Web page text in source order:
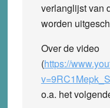
verlanglijst van
worden
Over de video
(https://
o.a. het